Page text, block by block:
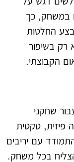
במשחק, כך
החלטות
רק בשיפור
הקבוצתי.
שחקני
פיזית, טקטית
עם יריבים
בכל משחק.